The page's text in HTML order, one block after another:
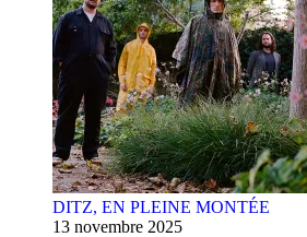
DITZ, EN PLEINE MONTÉE
13 novembre 2025